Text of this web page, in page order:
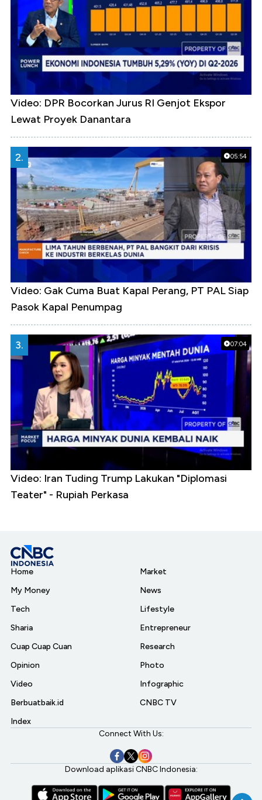
Video: DPR Bocorkan Jurus RI Genjot Ekspor
Lewat Proyek Danantara
05:54
2.
Video: Gak Cuma Buat Kapal Perang, PT PAL Siap
Pasok Kapal Penumpag
07:04
3.
Video: Iran Tuding Trump Lakukan "Diplomasi
Teater" - Rupiah Perkasa
Home
My Money
Tech
Sharia
Cuap Cuap Cuan
Opinion
Video
Berbuatbaik.id
Index
Market
News
Lifestyle
Entrepreneur
Research
Photo
Infographic
CNBC TV
Connect With Us:
Download aplikasi CNBC Indonesia: